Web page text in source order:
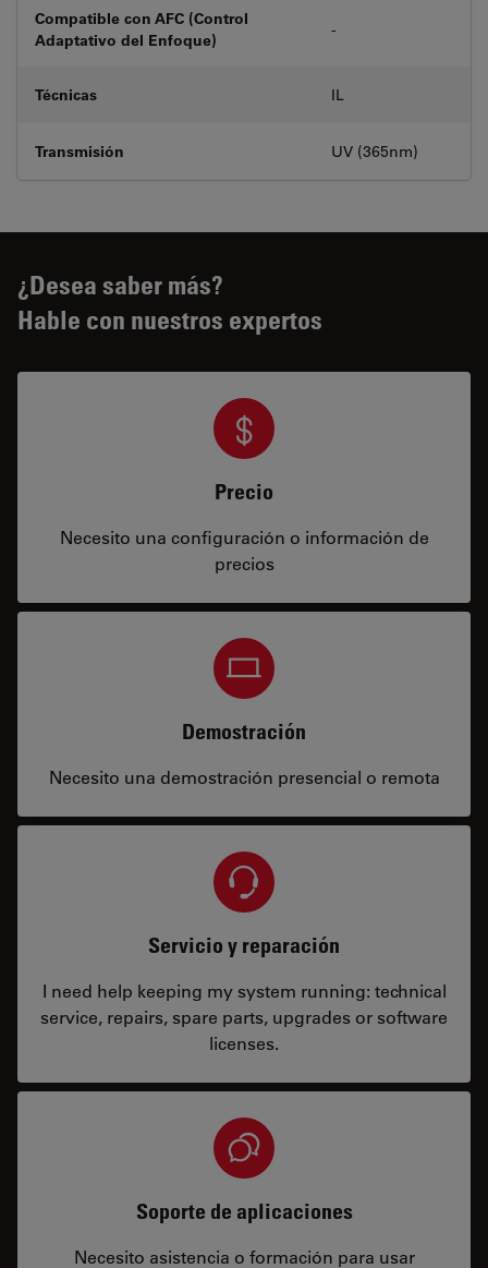
Compatible con AFC (Control
Adaptativo del Enfoque)
-
Técnicas IL
Transmisión UV (365nm)
¿Desea saber más?
Hable con nuestros expertos
Precio
Necesito una configuración o información de
precios
Demostración
Necesito una demostración presencial o remota
Servicio y reparación
I need help keeping my system running: technical
service, repairs, spare parts, upgrades or software
licenses.
Soporte de aplicaciones
Necesito asistencia o formación para usar